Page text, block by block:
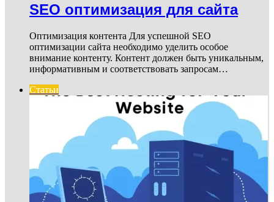
SEO оптимизация для сайта
Оптимизация контента Для успешной SEO
оптимизации сайта необходимо уделить особое
внимание контенту. Контент должен быть уникальным,
информативным и соответствовать запросам…
Статьи